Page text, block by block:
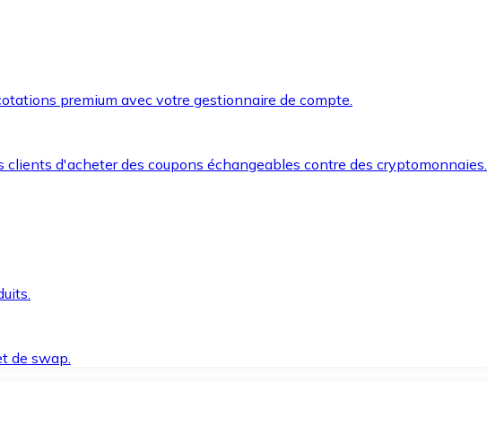
premium avec votre gestionnaire de compte.
d'acheter des coupons échangeables contre des cryptomonnaies.
de swap.